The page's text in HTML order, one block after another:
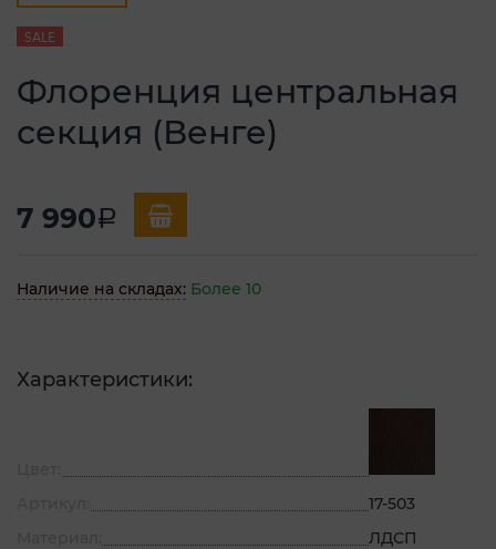
SALE
Флоренция центральная
секция (Венге)
7 990a
Наличие на складах: Более 10
Характеристики:
17-503
ЛДСП